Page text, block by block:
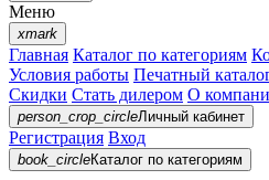
Меню
xmark
Главная Каталог по категориям
Условия работы Печатный
Скидки Стать дилером О
person_crop_circleЛичный кабинет
Регистрация Вход
book_circleКаталог по категориям